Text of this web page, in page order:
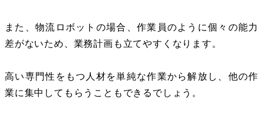
また、物流ロボットの場合、作業員のように個々の能力
差がないため、業務計画も立てやすくなります。
高い専門性をもつ人材を単純な作業から解放し、他の作
業に集中してもらうこともできるでしょう。